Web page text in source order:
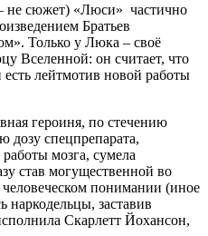
не сюжет) «Люси» частично
Братьев
Только у Люка – своё
Вселенной: он считает, что
лейтмотив новой работы
героиня, по стечению
дозу спецпрепарата,
мозга, сумела
став могущественной во
понимании (иное
наркодельцы, заставив
Скарлетт Йохансон,